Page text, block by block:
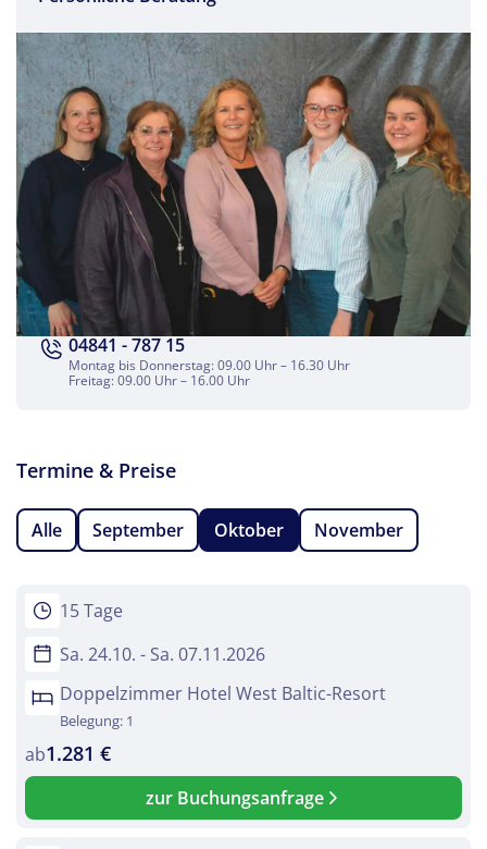
Facebook
Twitter
WhatsApp
Telegram
per E-Mail senden
04841 - 787 15
Montag bis Donnerstag: 09.00 Uhr – 16.30 Uhr
Freitag: 09.00 Uhr – 16.00 Uhr
Termine & Preise
Alle September Oktober November
15 Tage
Sa. 24.10. - Sa. 07.11.2026
Doppelzimmer Hotel West Baltic-Resort
Belegung: 1
ab1.281 €
zur Buchungsanfrage